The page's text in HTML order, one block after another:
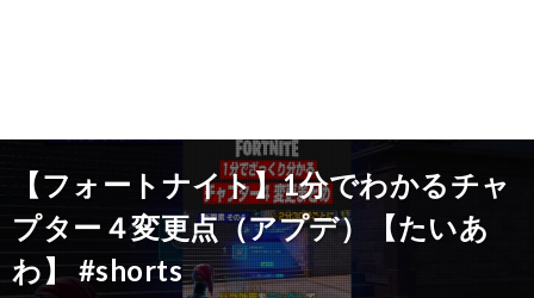
【フォートナイト】1分でわかるチャ
プター４変更点（アプデ）【たいあ
わ】 #shorts